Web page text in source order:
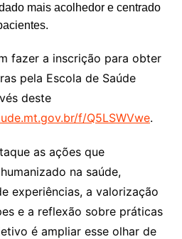
mais acolhedor e centrado
fazer a inscrição para obter
pela Escola de Saúde
deste
f/Q5LSWVwe.
as ações que
na saúde,
experiências, a valorização
e a reflexão sobre práticas
é ampliar esse olhar de